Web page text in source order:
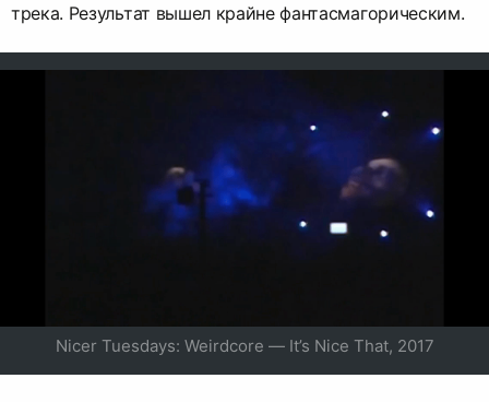
трека. Результат вышел крайне фантасмагорическим.
Nicer Tuesdays: Weirdcore — It’s Nice That, 2017